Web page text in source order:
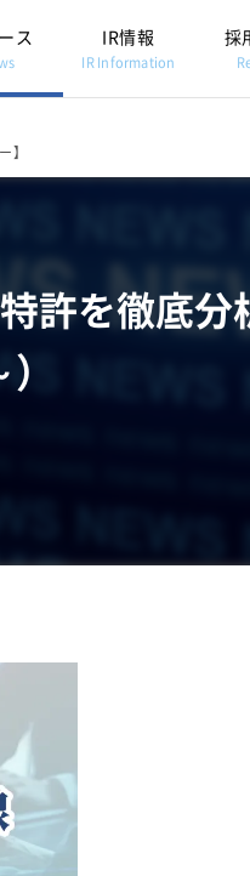
ス IR情報
IR Information
採
】
許を徹底分